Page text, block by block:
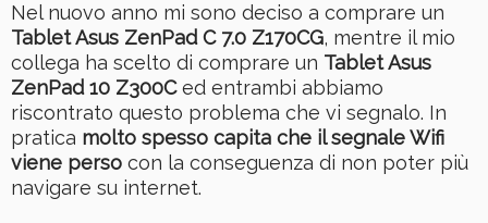
Nel nuovo anno mi sono deciso a comprare un
Tablet Asus ZenPad C 7.0 Z170CG, mentre il mio
collega ha scelto di comprare un Tablet Asus
ZenPad 10 Z300Ced entrambi abbiamo
riscontrato questo problema che vi segnalo. In
pratica molto spesso capita che il segnale Wifi
viene perso con la conseguenza di non poter più
navigare su internet.